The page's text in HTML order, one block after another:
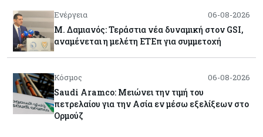
Ενέργεια 06-08-2026
Μ. Δαμιανός: Τεράστια νέα δυναμική στον GSI,
αναμένεται η μελέτη ΕΤΕπ για συμμετοχή
Κόσμος 06-08-2026
Saudi Aramco: Μειώνει την τιμή του
πετρελαίου για την Ασία εν μέσω εξελίξεων στο
Ορμούζ